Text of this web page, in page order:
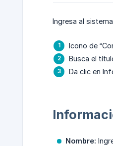
Ingresa al
Icono de
Busca el
Da clic en
Nombre: